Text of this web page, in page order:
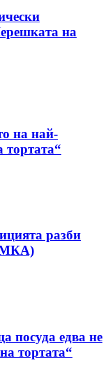
на
на най-
тортата“
разби
посуда едва не
тортата“